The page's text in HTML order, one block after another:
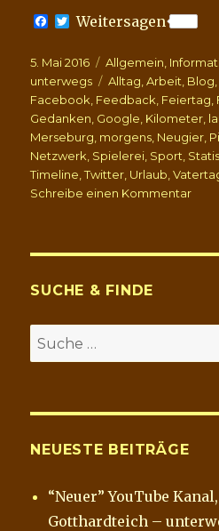
F
e
b
o
k
T
t
t
r
Weitersagen
Veröffentlicht
am
5. Mai 2016 Kategorien
Allgemein
unterwegs
Schlagwörter
Alltag ,Arbeit Blog
Facebook Feedback Feiertag
Gedanken Google Kilometer
Merseburg morgens Neugier
Netzwerk Spielerei Sport
Timeline ,Twitter Urlaub ,
Schreibe einen Kommentarzu
SUCHE & FINDE
Suche
nach:
NEUESTE BEITRÄGE
“Neuer” YouTube
Gotthardteich –